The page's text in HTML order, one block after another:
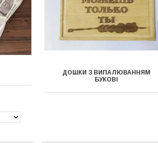
ДОШКИ З ВИПАЛЮВАННЯМ
БУКОВІ